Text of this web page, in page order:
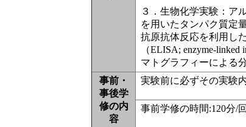
３．生物化学実験：ア
を用いたタンパク質定
抗原抗体反応を利用し
（ELISA; enzyme-
マトグラフィーによる
事前・
事後学
修の内
容
実験前に必ずその実験
事前学修の時間:120